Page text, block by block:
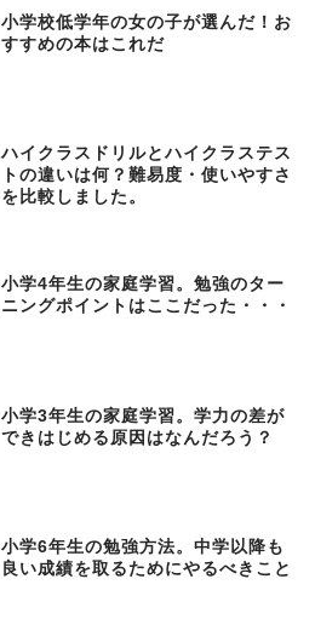
小学校低学年の女の子が選んだ！お
すすめの本はこれだ
ハイクラスドリルとハイクラステス
トの違いは何？難易度・使いやすさ
を比較しました。
小学4年生の家庭学習。勉強のター
ニングポイントはここだった・・・
小学3年生の家庭学習。学力の差が
できはじめる原因はなんだろう？
小学6年生の勉強方法。中学以降も
良い成績を取るためにやるべきこと